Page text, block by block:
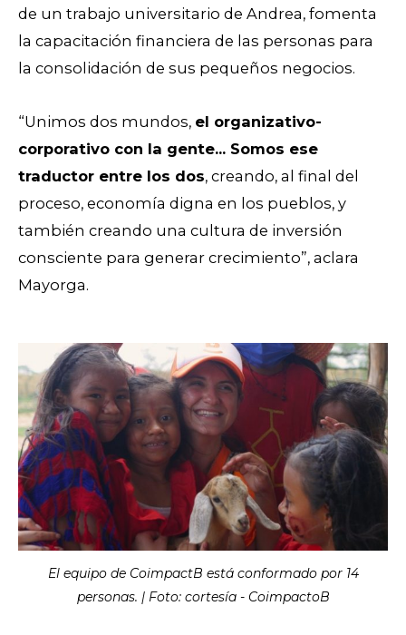
de un trabajo universitario de Andrea, fomenta
la capacitación financiera de las personas para
la consolidación de sus pequeños negocios.
“Unimos dos mundos, el organizativo-
corporativo con la gente… Somos ese
traductor entre los dos, creando, al final del
proceso, economía digna en los pueblos, y
también creando una cultura de inversión
consciente para generar crecimiento”, aclara
Mayorga.
El equipo de CoimpactB está conformado por 14
personas. | Foto: cortesía - CoimpactoB